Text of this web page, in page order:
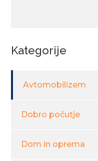
Kategorije
Avtomobilizem
Dobro počutje
Dom in oprema